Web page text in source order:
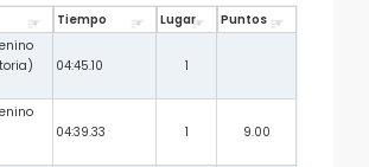
Tiempo Lugar
Puntos
04:45.10 1
04:39.33 1 9.00